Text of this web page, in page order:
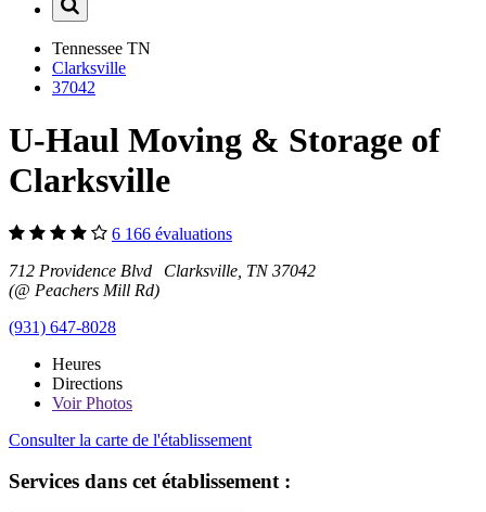
Tennessee TN
Clarksville
37042
U-Haul Moving & Storage of
Clarksville
6 166 évaluations
712 Providence Blvd Clarksville, TN 37042
(@ Peachers Mill Rd)
(931) 647-8028
Heures
Directions
VoirPhotos
Consulter la carte de l'établissement
Services dans cet établissement :